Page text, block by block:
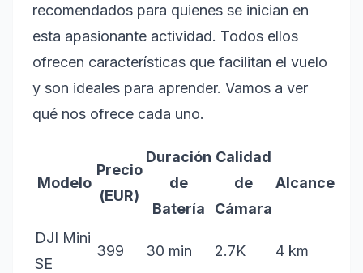
recomendados para quienes se inician en
esta apasionante actividad. Todos ellos
ofrecen características que facilitan el vuelo
y son ideales para aprender. Vamos a ver
qué nos ofrece cada uno.
Modelo
Precio
(EUR)
Duración
de
Batería
Calidad
de
Cámara
Alcance
DJI Mini
SE
399 30 min 2.7K 4 km